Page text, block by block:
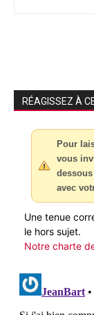
RÉAGISSEZ À
Pour
vous
avec
Une tenue
le hors sujet.
Notre charte